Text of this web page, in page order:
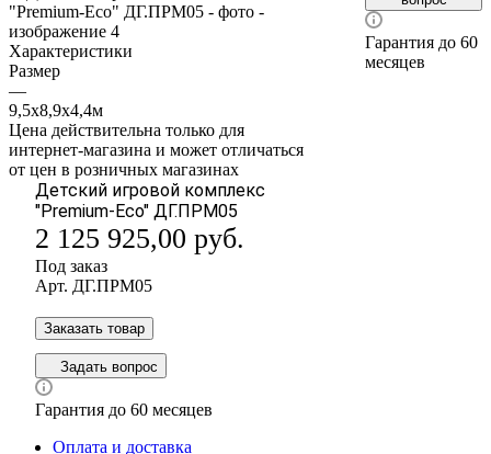
Гарантия до 60
месяцев
Характеристики
Размер
—
9,5х8,9х4,4м
Цена действительна только для
интернет-магазина и может отличаться
от цен в розничных магазинах
Детский игровой комплекс
"Premium-Eco" ДГ.ПРМ05
2 125 925,00 руб.
Под заказ
Арт. ДГ.ПРМ05
Заказать товар
Задать вопрос
Гарантия до 60 месяцев
Оплата и доставка